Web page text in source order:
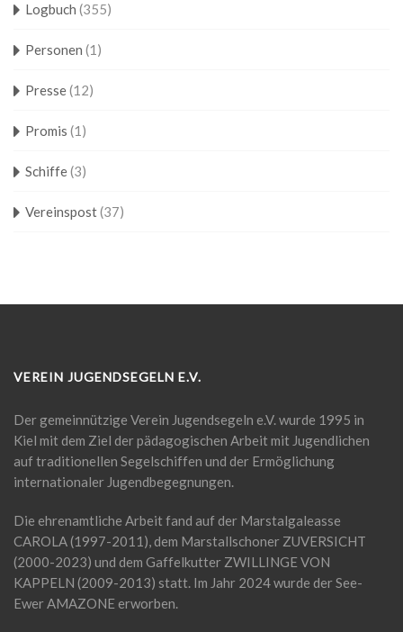
Logbuch (355)
Personen (1)
Presse(12)
Promis (1)
Schiffe(3)
Vereinspost(37)
VEREIN JUGENDSEGELN E.V.
Der gemeinnützige Verein Jugendsegeln e.V. wurde 1995 in
Kiel mit dem Ziel der pädagogischen Arbeit mit Jugendlichen
auf traditionellen Segelschiffen und der Ermöglichung
internationaler Jugendbegegnungen.
Die ehrenamtliche Arbeit fand auf der Marstalgaleasse
CAROLA (1997-2011), dem Marstallschoner ZUVERSICHT
(2000-2023) und dem Gaffelkutter ZWILLINGE VON
KAPPELN (2009-2013) statt. Im Jahr 2024 wurde der See-
Ewer AMAZONE erworben.